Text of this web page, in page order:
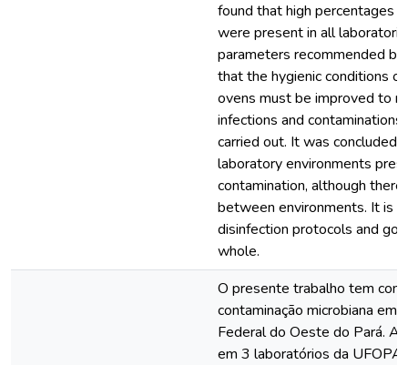
found that high percentages
were present in all
parameters recommended
that the hygienic conditions
ovens must be improved to
infections and
carried out. It was concluded
laboratory environments
contamination, although
between environments. It is
disinfection protocols and
whole.
O presente trabalho tem
contaminação microbiana em
Federal do Oeste do Pará.
em 3 laboratórios da